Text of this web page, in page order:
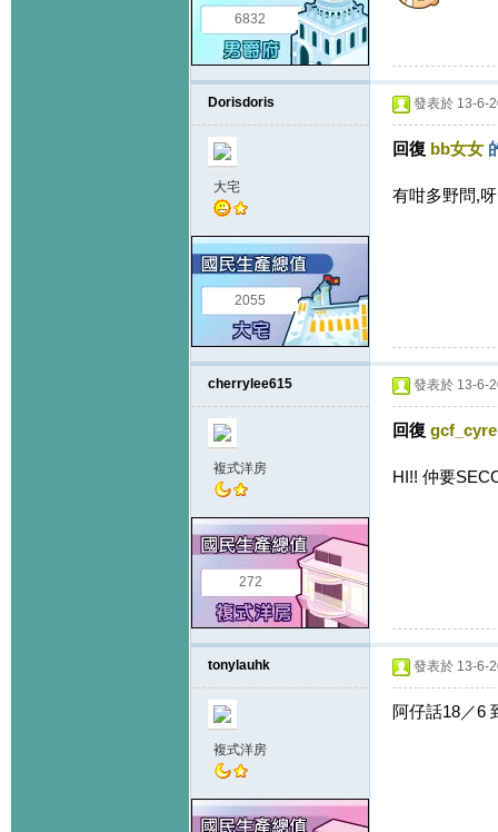
6832
Dorisdoris
大宅
2055
發表於 13-6-
回復 bb女女
有咁多野問,
cherrylee615
複式洋房
272
發表於 13-6-
回復
HI!! 仲要
tonylauhk
複式洋房
發表於 13-6-
阿仔話18／6